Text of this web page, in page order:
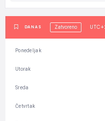
DANAS Zatvoreno
Ponedeljak
Utorak
Sreda
Četvrtak